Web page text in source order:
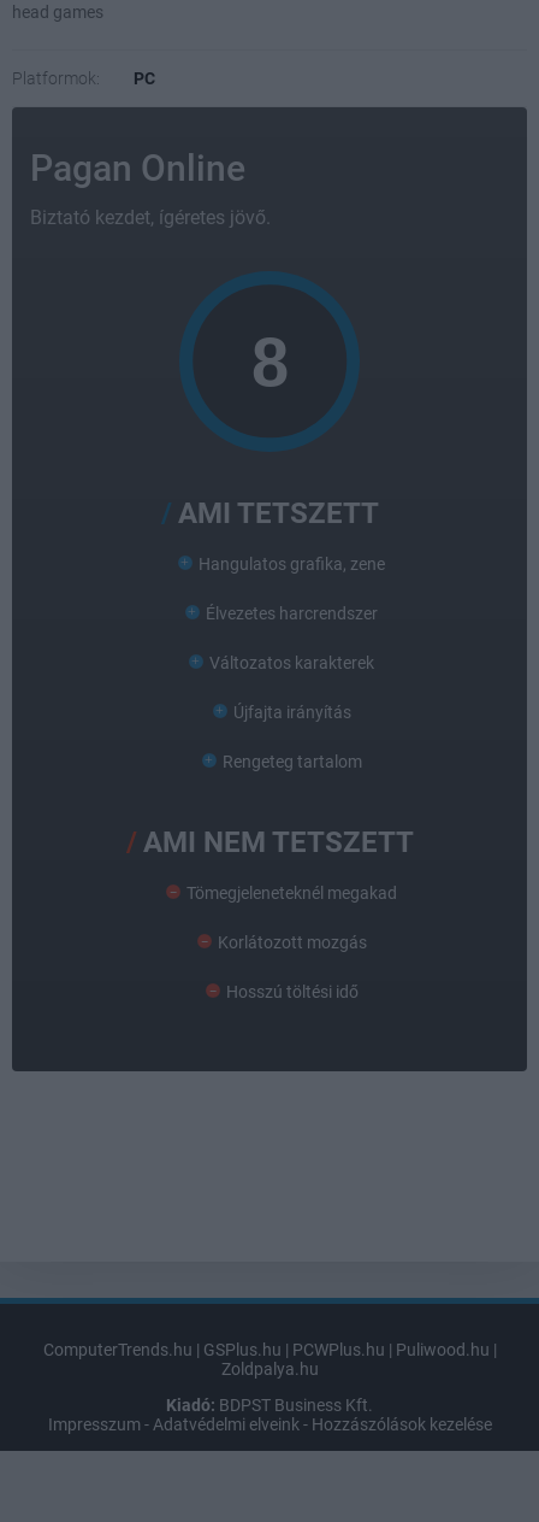
head games
Platformok: PC
Pagan Online
Biztató kezdet, ígéretes jövő.
AMI TETSZETT
Hangulatos grafika, zene
Élvezetes harcrendszer
Változatos karakterek
Újfajta irányítás
Rengeteg tartalom
AMI NEM TETSZETT
Tömegjeleneteknél megakad
Korlátozott mozgás
Hosszú töltési idő
ComputerTrends.hu | GSPlus.hu | PCWPlus.hu | Puliwood.hu |
Zoldpalya.hu
Kiadó: BDPST Business Kft.
Impresszum - Adatvédelmi elveink - Hozzászólások kezelése